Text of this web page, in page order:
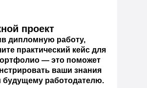
проект
дипломную работу,
практический кейс для
— это поможет
ваши знания
будущему работодателю.